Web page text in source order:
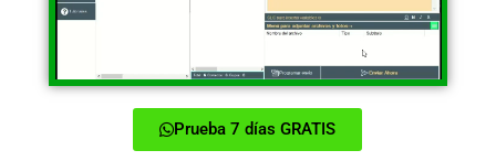
Prueba 7 días GRATIS